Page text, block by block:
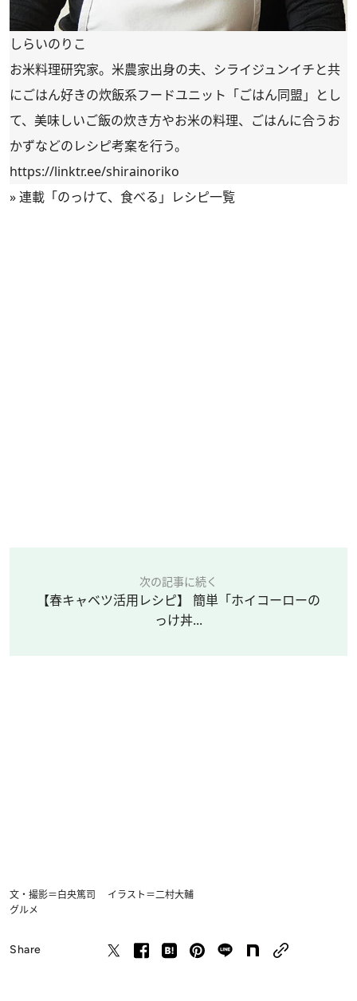
しらいのりこ
お米料理研究家。米農家出身の夫、シライジュンイチと共
にごはん好きの炊飯系フードユニット「ごはん同盟」とし
て、美味しいご飯の炊き方やお米の料理、ごはんに合うお
かずなどのレシピ考案を行う。
https://linktr.ee/shirainoriko
»連載「のっけて、食べる」レシピ一覧
次の記事に続く
【春キャベツ活用レシピ】 簡単「ホイコーローの
っけ丼...
文・撮影＝白央篤司 イラスト＝二村大輔
グルメ
Share